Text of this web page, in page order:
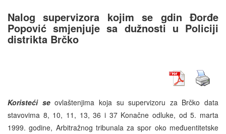
Nalog supervizora kojim se gdin Đorđe
Popović smjenjuje sa dužnosti u Policiji
distrikta Brčko
Koristeći seovlaštenjima koja su supervizoru za Brčko data
stavovima 8, 10, 11, 13, 36 i 37 Konačne odluke, od 5. marta
1999. godine, Arbitražnog tribunala za spor oko međuentitetske